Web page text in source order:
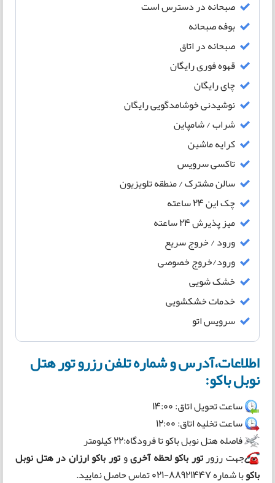
صبحانه در دسترس است
بوفه صبحانه
صبحانه در اتاق
قهوه فوری رایگان
چای رایگان
نوشیدنی خوشامدگویی رایگان
شراب / شامپاین
کرایه ماشین
تاکسی سرویس
سالن مشترک / منطقه تلویزیون
چک این 24 ساعته
میز پذیرش 24 ساعته
ورود / خروج سریع
ورود/خروج خصوصی
خشک شویی
خدمات خشکشویی
سرویس اتو
اطلاعات،آدرس و شماره تلفن رزرو تور هتل
نوبل باکو:
ساعت تحویل اتاق: 14:00
ساعت تخلیه اتاق: 12:00
فاصله هتل نوبل باکو تا فرودگاه:22 کیلومتر
جهت رزورتور باکو لحظه آخریوتور باکو ارزان در هتل نوبل
باکوبا شماره 88921447-021 تماس حاصل نمایید.